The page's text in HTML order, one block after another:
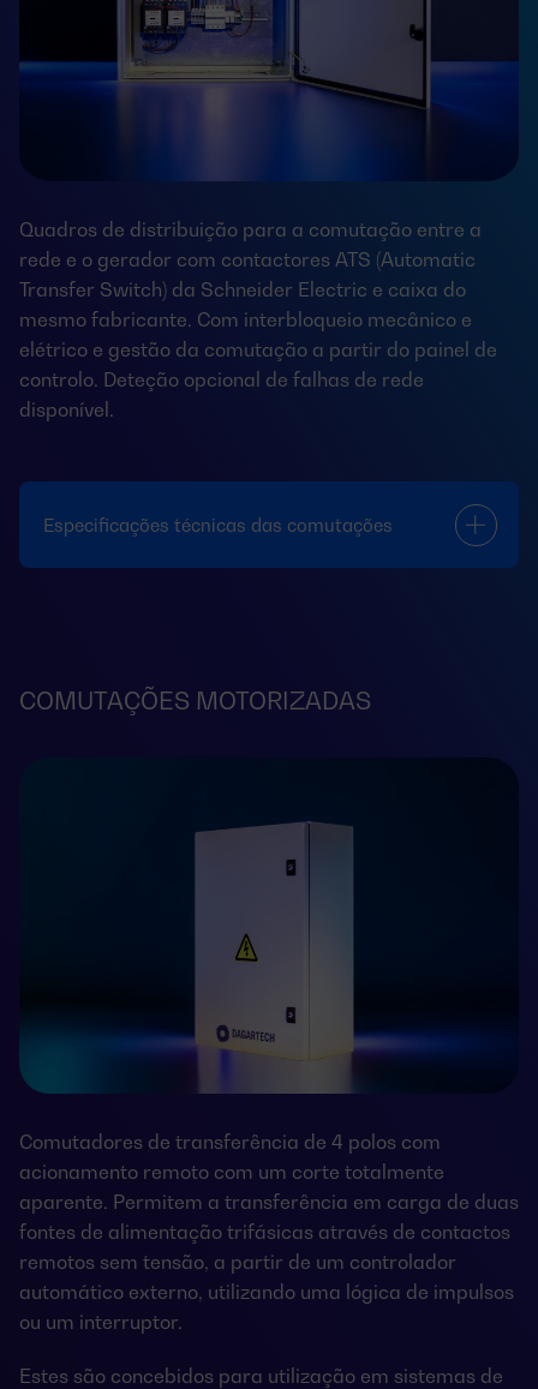
Quadros de distribuição para a comutação entre a
rede e o gerador com contactores ATS (Automatic
Transfer Switch) da Schneider Electric e caixa do
mesmo fabricante. Com interbloqueio mecânico e
elétrico e gestão da comutação a partir do painel de
controlo. Deteção opcional de falhas de rede
disponível.
Especificações técnicas das comutações
COMUTAÇÕES MOTORIZADAS
Comutadores de transferência de 4 polos com
acionamento remoto com um corte totalmente
aparente. Permitem a transferência em carga de duas
fontes de alimentação trifásicas através de contactos
remotos sem tensão, a partir de um controlador
automático externo, utilizando uma lógica de impulsos
ou um interruptor.
Estes são concebidos para utilização em sistemas de